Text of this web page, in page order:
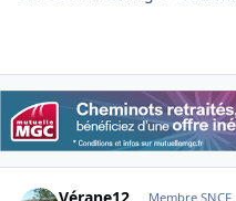
Membre SNCF